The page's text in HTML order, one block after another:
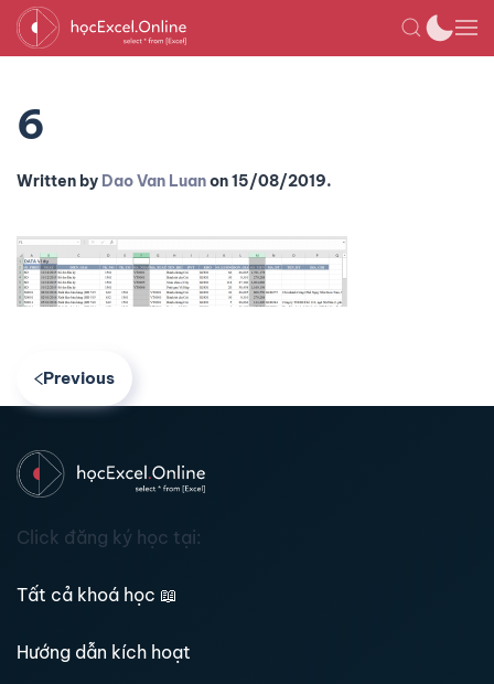
6
Written by Dao Van Luanon15/08/2019.
Previous
Click đăng ký học tại:
Tất cả khoá học 📖
Hướng dẫn kích hoạt